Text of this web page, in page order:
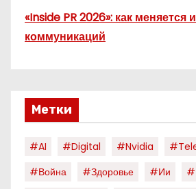
«Inside PR 2026»: как меняется
коммуникаций
Метки
#AI #digital #nvidia
#война
#здоровье #ии